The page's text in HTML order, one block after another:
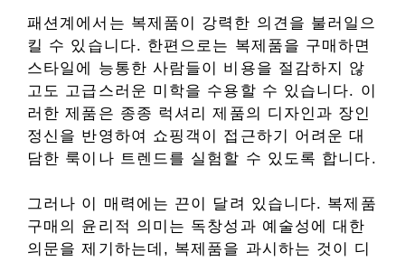
패션계에서는 복제품이 강력한 의견을 불러일으
킬 수 있습니다. 한편으로는 복제품을 구매하면
스타일에 능통한 사람들이 비용을 절감하지 않
고도 고급스러운 미학을 수용할 수 있습니다. 이
러한 제품은 종종 럭셔리 제품의 디자인과 장인
정신을 반영하여 쇼핑객이 접근하기 어려운 대
담한 룩이나 트렌드를 실험할 수 있도록 합니다.
그러나 이 매력에는 끈이 달려 있습니다. 복제품
구매의 윤리적 의미는 독창성과 예술성에 대한
의문을 제기하는데, 복제품을 과시하는 것이 디